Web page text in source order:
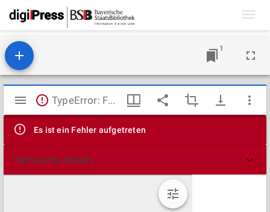
1
Mirador
Viewer
TypeError: Failed to fetch
Es ist ein Fehler aufgetreten
Technische Details